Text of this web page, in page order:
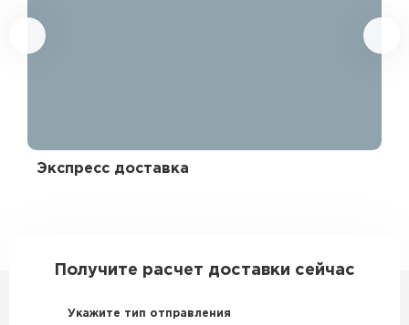
Экспресс доставка
Получите расчет доставки сейчас
Укажите тип отправления